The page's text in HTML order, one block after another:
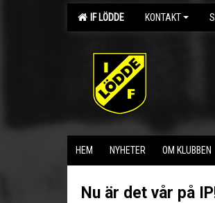
IF LÖDDE KONTAKT
HEM NYHETER OM KLUBBEN
Nu är det vår på